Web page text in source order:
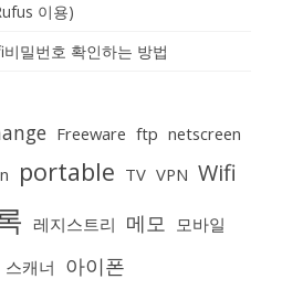
이용)
밀번호 확인하는 방법
Freeware ftp netscreen
portable TV VPN Wifi
레지스트리 메모 모바일
스캐너 아이폰